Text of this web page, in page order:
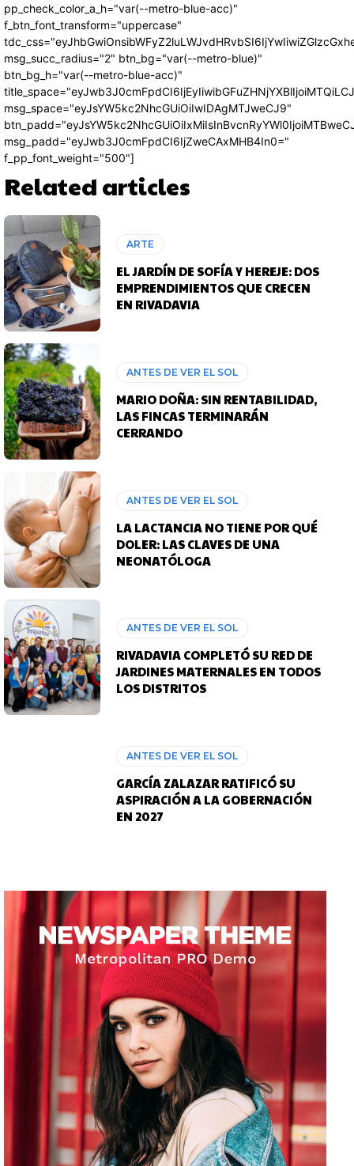
pp_check_color_a_h="var(--metro-blue-acc)"
f_btn_font_transform="uppercase"
msg_succ_radius="2" btn_bg="var(--metro-blue)"
btn_bg_h="var(--metro-blue-acc)"
msg_space="eyJsYW5kc2NhcGUiOiIwIDAgMTJweCJ9"
msg_padd="eyJwb3J0cmFpdCI6IjZweCAxMHB4In0="
f_pp_font_weight="500"]
Related articles
ARTE
EL JARDÍN DE SOFÍA Y HEREJE: DOS
EMPRENDIMIENTOS QUE CRECEN
EN RIVADAVIA
ANTES DE VER EL SOL
MARIO DOÑA: SIN RENTABILIDAD,
LAS FINCAS TERMINARÁN
CERRANDO
ANTES DE VER EL SOL
LA LACTANCIA NO TIENE POR QUÉ
DOLER: LAS CLAVES DE UNA
NEONATÓLOGA
ANTES DE VER EL SOL
RIVADAVIA COMPLETÓ SU RED DE
JARDINES MATERNALES EN TODOS
LOS DISTRITOS
ANTES DE VER EL SOL
GARCÍA ZALAZAR RATIFICÓ SU
ASPIRACIÓN A LA GOBERNACIÓN
EN 2027